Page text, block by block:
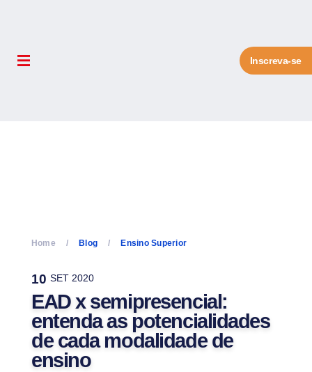
Inscreva-se
Home Blog Ensino Superior
10 SET 2020
EAD x semipresencial:
entenda as potencialidades
de cada modalidade de
ensino